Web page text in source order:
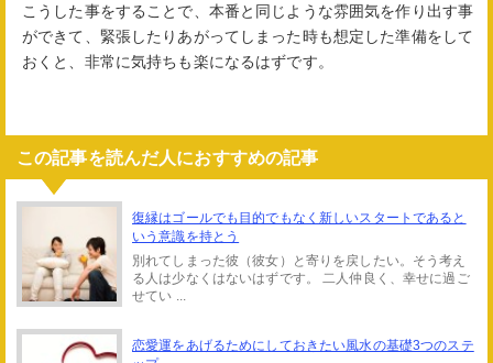
こうした事をすることで、本番と同じような雰囲気を作り出す事
ができて、緊張したりあがってしまった時も想定した準備をして
おくと、非常に気持ちも楽になるはずです。
この記事を読んだ人におすすめの記事
復縁はゴールでも目的でもなく新しいスタートであると
いう意識を持とう
別れてしまった彼（彼女）と寄りを戻したい。そう考え
る人は少なくはないはずです。 二人仲良く、幸せに過ご
せてい ...
恋愛運をあげるためにしておきたい風水の基礎3つのステ